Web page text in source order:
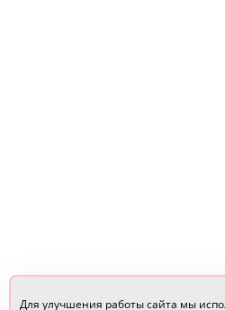
Для улучшения работы сайта мы